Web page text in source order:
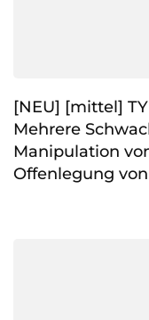
[NEU] [mittel]
Mehrere
Manipulation
Offenlegung